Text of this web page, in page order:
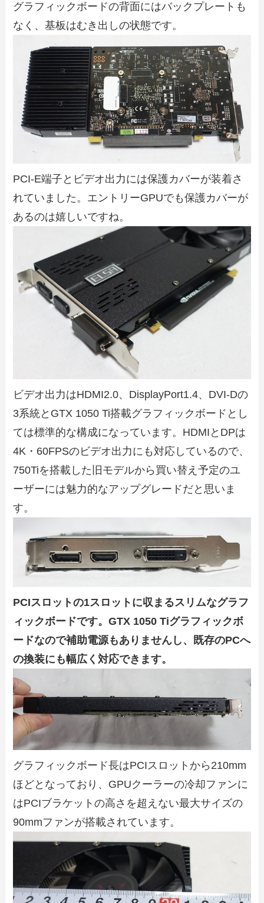
グラフィックボードの背面にはバックプレートも
なく、基板はむき出しの状態です。
PCI-E端子とビデオ出力には保護カバーが装着さ
れていました。エントリーGPUでも保護カバーが
あるのは嬉しいですね。
ビデオ出力はHDMI2.0、DisplayPort1.4、DVI-Dの
3系統とGTX 1050 Ti搭載グラフィックボードとし
ては標準的な構成になっています。HDMIとDPは
4K・60FPSのビデオ出力にも対応しているので、
750Tiを搭載した旧モデルから買い替え予定のユ
ーザーには魅力的なアップグレードだと思いま
す。
PCIスロットの1スロットに収まるスリムなグラフ
ィックボードです。GTX 1050 Tiグラフィックボ
ードなので補助電源もありませんし、既存のPCへ
の換装にも幅広く対応できます。
グラフィックボード長はPCIスロットから210mm
ほどとなっており、GPUクーラーの冷却ファンに
はPCIブラケットの高さを超えない最大サイズの
90mmファンが搭載されています。